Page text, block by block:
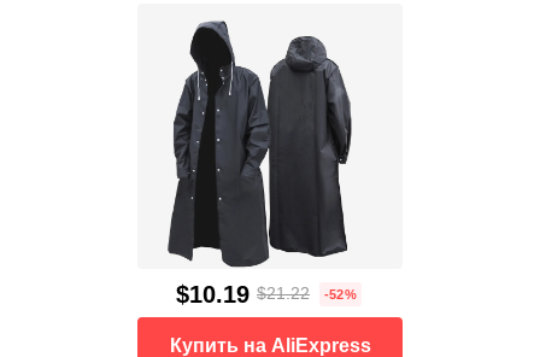
$10.19 $21.22 -52%
Купить на AliExpress